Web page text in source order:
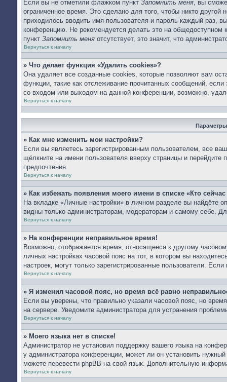
Если вы не отметили флажком пункт Запомнить меня, вы
ограниченное время. Это сделано для того, чтобы никто
приходилось вводить имя пользователя и пароль каждый раз,
конференцию. Не рекомендуется делать это на общедоступном
пункт Запомнить меня отсутствует, это значит, что
Вернуться к началу
» Что делает функция «Удалить cookies»?
Она удаляет все созданные cookies, которые позволяют вам
функции, такие как отслеживание прочитанных сообщений,
со входом или выходом на данной конференции, возможно,
Вернуться к началу
Параметры
» Как мне изменить мои настройки?
Если вы являетесь зарегистрированным пользователем, все
щёлкните на имени пользователя вверху страницы и перейдите
предпочтения.
Вернуться к началу
» Как избежать появления моего имени в списке «Кто
На вкладке «Личные настройки» в личном разделе вы найдёте
видны только администраторам, модераторам и самому себе.
Вернуться к началу
» На конференции неправильное время!
Возможно, отображается время, относящееся к другому
личных настройках часовой пояс на тот, в котором вы
настроек, могут только зарегистрированные пользователи.
Вернуться к началу
» Я изменил часовой пояс, но время всё равно
Если вы уверены, что правильно указали часовой пояс, но
на сервере. Уведомите администратора для устранения
Вернуться к началу
» Моего языка нет в списке!
Администратор не установил поддержку вашего языка на
у администратора конференции, может ли он установить
можете перевести phpBB на свой язык. Дополнительную
Вернуться к началу